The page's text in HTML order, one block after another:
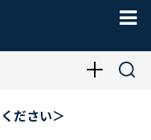
ださい＞